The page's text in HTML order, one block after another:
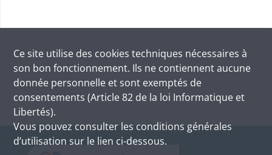
Ce site utilise des cookies techniques nécessaires à
son bon fonctionnement. Ils ne contiennent aucune
donnée personnelle et sont exemptés de
consentements (Article 82 de la loi Informatique et
Libertés).
Vous pouvez consulter les conditions générales
d’utilisation sur le lien ci-dessous.